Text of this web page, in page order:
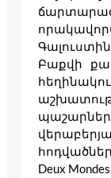
Բաքվի
Deux